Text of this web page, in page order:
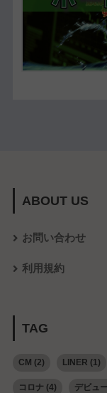
ABOUT US
お問い合わせ
利用規約
TAG
CM (2) LINER (1)
コロナ(4) デビュ